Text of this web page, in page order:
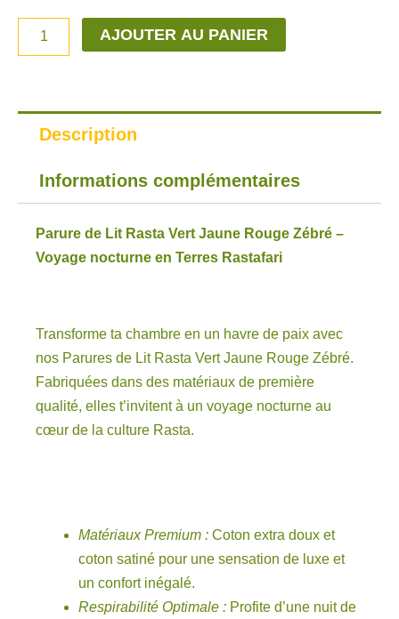
Jaune
AJOUTER AU PANIER
Description
Informations complémentaires
Parure de Lit Rasta Vert Jaune Rouge Zébré –
Voyage nocturne en Terres Rastafari
Transforme ta chambre en un havre de paix avec
nos Parures de Lit Rasta Vert Jaune Rouge Zébré.
Fabriquées dans des matériaux de première
qualité, elles t’invitent à un voyage nocturne au
cœur de la culture Rasta.
Matériaux Premium : Coton extra doux et
coton satiné pour une sensation de luxe et
un confort inégalé.
Respirabilité Optimale : Profite d’une nuit de